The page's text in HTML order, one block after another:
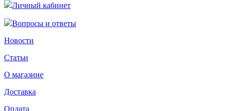
Личный кабинет
Вопросы и ответы
Новости
Статьи
О магазине
Доставка
Оплата